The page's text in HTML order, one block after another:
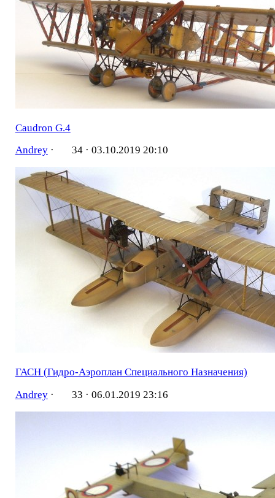
Caudron G.4
Andrey· 34 · 03.10.2019 20:10
ГАСН (Гидро-Аэроплан Специального Назначения)
Andrey· 33 · 06.01.2019 23:16